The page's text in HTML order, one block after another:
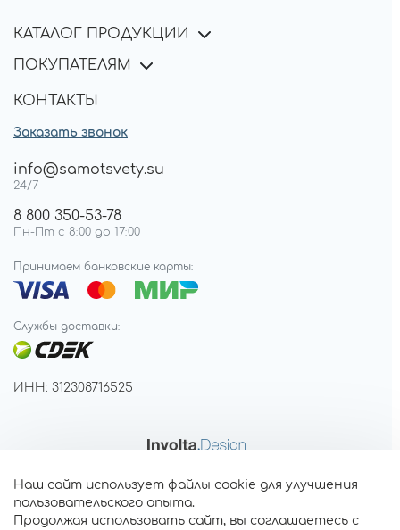
КАТАЛОГ ПРОДУКЦИИ
ПОКУПАТЕЛЯМ
КОНТАКТЫ
Заказать звонок
info@samotsvety.su
24/7
8 800 350-53-78
Пн-Пт с 8:00 до 17:00
Принимаем банковские карты:
Службы доставки:
ИНН: 312308716525
Наш сайт использует файлы cookie для улучшения
пользовательского опыта.
Продолжая использовать сайт, вы соглашаетесь с